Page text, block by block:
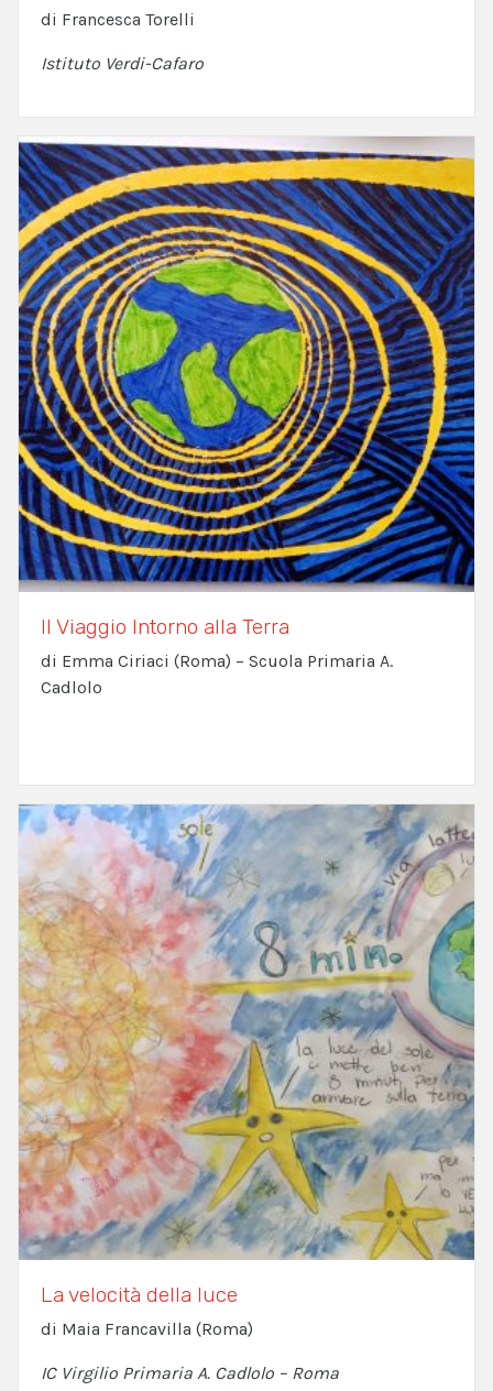
di Francesca Torelli
Istituto Verdi-Cafaro
Il Viaggio Intorno alla Terra
di Emma Ciriaci (Roma) – Scuola Primaria A.
Cadlolo
La velocità della luce
di Maia Francavilla (Roma)
IC Virgilio Primaria A. Cadlolo – Roma